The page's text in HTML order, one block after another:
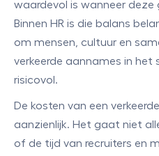
waardevol is wanneer
Binnen HR is die balans
om mensen, cultuur en
verkeerde aannames in het
risicovol.
De kosten van een
aanzienlijk. Het gaat niet
of de tijd van recruiters en